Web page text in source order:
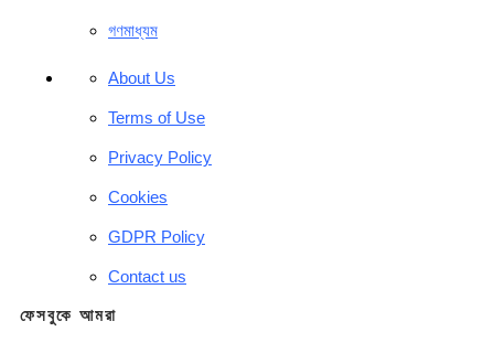
গণমাধ্যম
About Us
Terms of Use
Privacy Policy
Cookies
GDPR Policy
Contact us
ফেসবুকে আমরা